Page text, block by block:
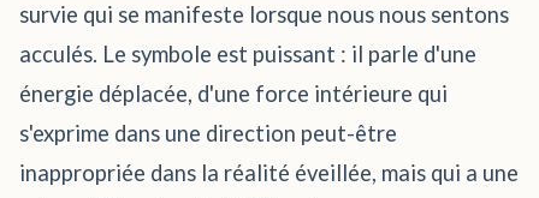
survie qui se manifeste lorsque nous nous sentons
acculés. Le symbole est puissant : il parle d'une
énergie déplacée, d'une force intérieure qui
s'exprime dans une direction peut-être
inappropriée dans la réalité éveillée, mais qui a une